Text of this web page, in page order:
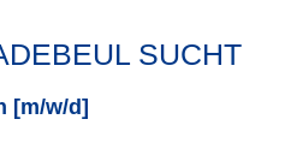
SUCHT
[m/w/d]